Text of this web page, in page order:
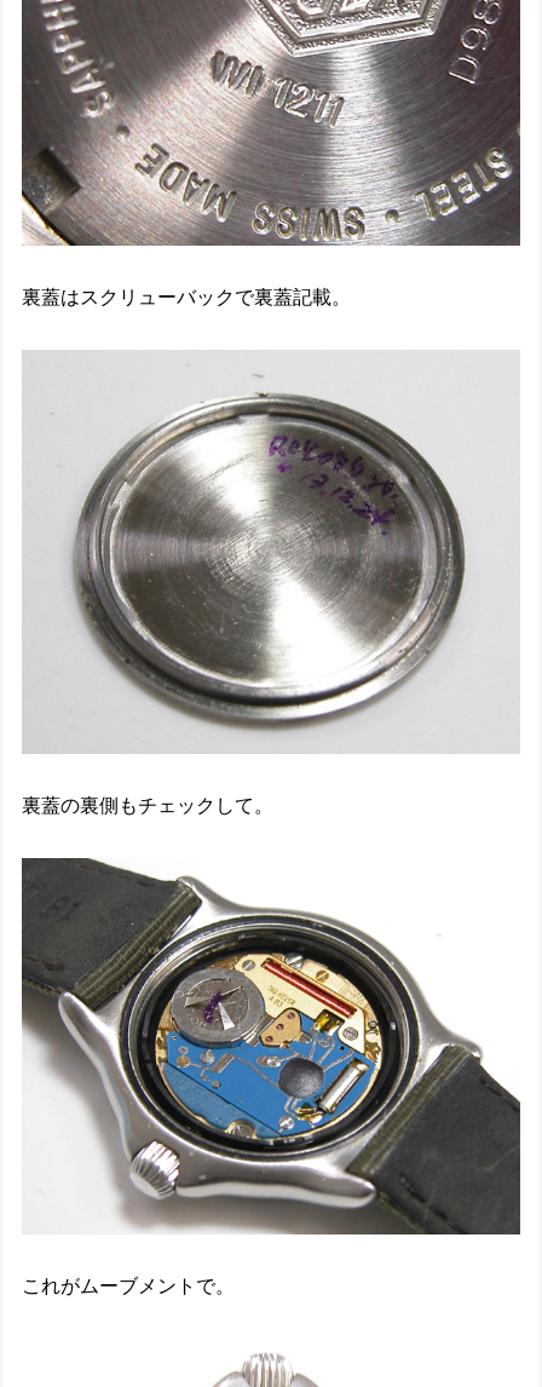
裏蓋はスクリューバックで裏蓋記載。
裏蓋の裏側もチェックして。
これがムーブメントで。